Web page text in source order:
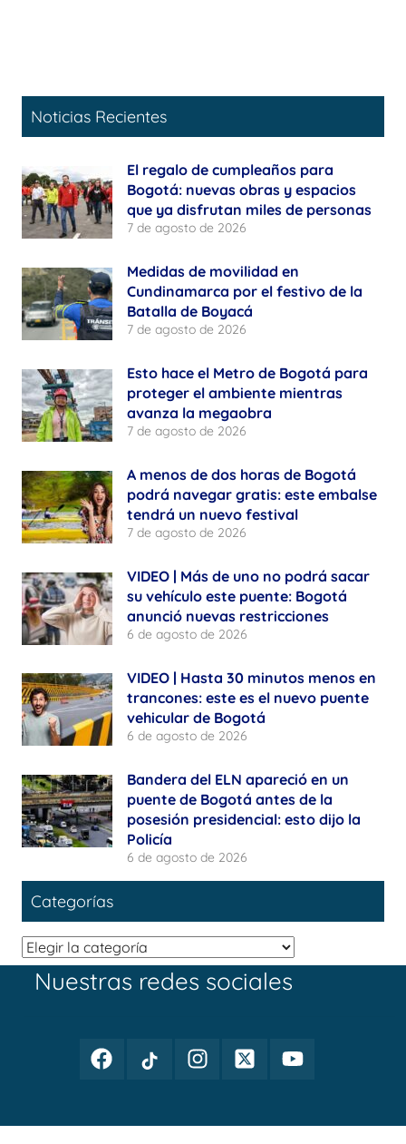
Noticias Recientes
El regalo de cumpleaños para
Bogotá: nuevas obras y espacios
que ya disfrutan miles de personas
7 de agosto de 2026
Medidas de movilidad en
Cundinamarca por el festivo de la
Batalla de Boyacá
7 de agosto de 2026
Esto hace el Metro de Bogotá para
proteger el ambiente mientras
avanza la megaobra
7 de agosto de 2026
A menos de dos horas de Bogotá
podrá navegar gratis: este embalse
tendrá un nuevo festival
7 de agosto de 2026
VIDEO | Más de uno no podrá sacar
su vehículo este puente: Bogotá
anunció nuevas restricciones
6 de agosto de 2026
VIDEO | Hasta 30 minutos menos en
trancones: este es el nuevo puente
vehicular de Bogotá
6 de agosto de 2026
Bandera del ELN apareció en un
puente de Bogotá antes de la
posesión presidencial: esto dijo la
Policía
6 de agosto de 2026
Categorías
Categorías
Nuestras redes sociales
FacebookTikTok
InstagramTwitterYoutube